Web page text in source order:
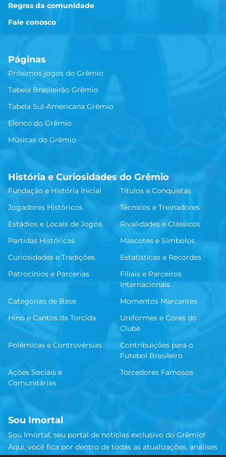
Regras da comunidade
Fale conosco
Páginas
Próximos jogos do Grêmio
Tabela Brasileirão Grêmio
Tabela Sul-Americana Grêmio
Elenco do Grêmio
Músicas do Grêmio
História e Curiosidades do Grêmio
Fundação e História Inicial
Títulos e Conquistas
Jogadores Históricos
Técnicos e Treinadores
Estádios e Locais de Jogos
Rivalidades e Clássicos
Partidas Históricas
Mascotes e Símbolos
Curiosidades e Tradições
Estatísticas e Recordes
Patrocínios e Parcerias
Filiais e Parceiros
Internacionais
Categorias de Base
Momentos Marcantes
Hino e Cantos da Torcida
Uniformes e Cores do
Clube
Polêmicas e Controvérsias
Contribuições para o
Futebol Brasileiro
Ações Sociais e
Comunitárias
Torcedores Famosos
Sou Imortal
Sou Imortal, seu portal de notícias exclusivo do Grêmio!
Aqui, você fica por dentro de todas as atualizações, análises